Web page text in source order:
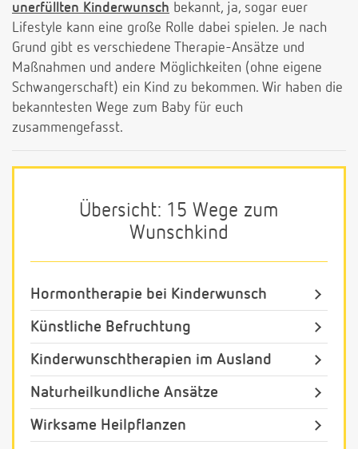
unerfüllten Kinderwunsch bekannt, ja, sogar euer
Lifestyle kann eine große Rolle dabei spielen. Je nach
Grund gibt es verschiedene Therapie-Ansätze und
Maßnahmen und andere Möglichkeiten (ohne eigene
Schwangerschaft) ein Kind zu bekommen. Wir haben die
bekanntesten Wege zum Baby für euch
zusammengefasst.
Übersicht: 15 Wege zum
Wunschkind
Hormontherapie bei Kinderwunsch
Künstliche Befruchtung
Kinderwunschtherapien im Ausland
Naturheilkundliche Ansätze
Wirksame Heilpflanzen